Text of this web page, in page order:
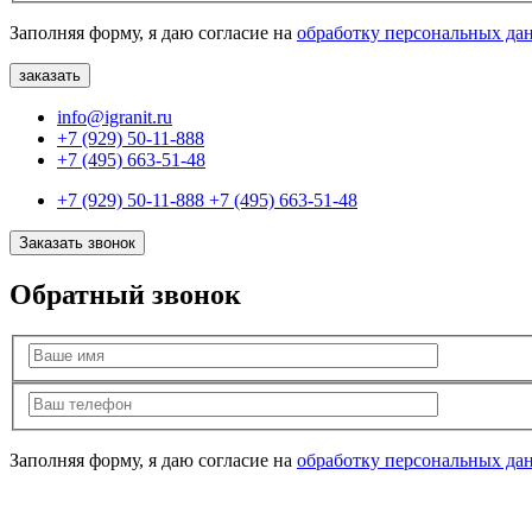
Заполняя форму, я даю согласие на обработку персональных
info@igranit.ru
+7 (929) 50-11-888
+7 (495) 663-51-48
+7 (929) 50-11-888 +7 (495) 663-51-48
Заказать звонок
Обратный звонок
Заполняя форму, я даю согласие на обработку персональных